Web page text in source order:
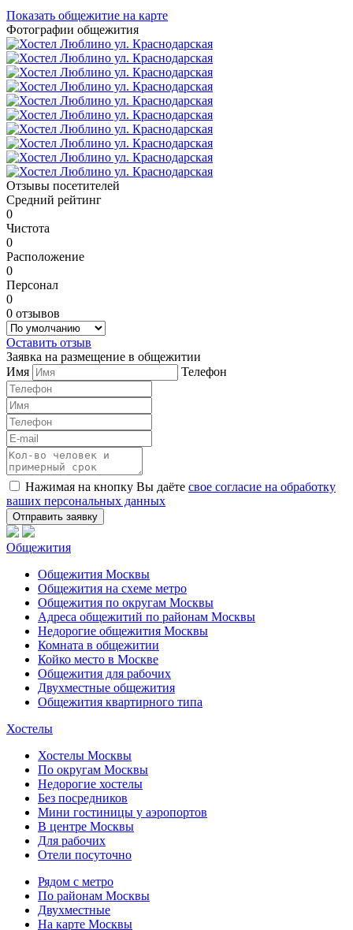
Показать общежитие на карте
Фотографии общежития
Отзывы посетителей
Средний рейтинг
0
Чистота
0
Расположение
0
Персонал
0
0 отзывов
Оставить отзыв
Заявка на размещение в общежитии
Имя
Телефон
Нажимая на кнопку Вы даёте свое согласие на обработку
ваших персональных данных
Общежития
Общежития Москвы
Общежития на схеме метро
Общежития по округам Москвы
Адреса общежитий по районам Москвы
Недорогие общежития Москвы
Комната в общежитии
Койко место в Москве
Общежития для рабочих
Двухместные общежития
Общежития квартирного типа
Хостелы
Хостелы Москвы
По округам Москвы
Недорогие хостелы
Без посредников
Мини гостиницы у аэропортов
В центре Москвы
Для рабочих
Отели посуточно
Рядом с метро
По районам Москвы
Двухместные
На карте Москвы